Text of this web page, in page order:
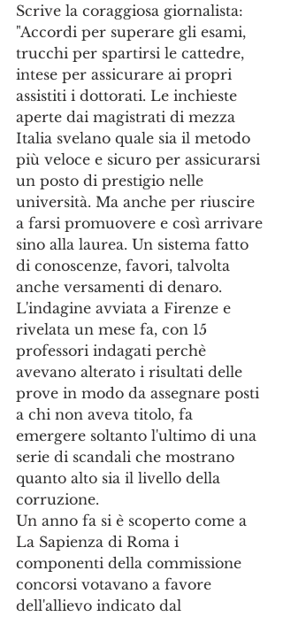
Scrive la coraggiosa giornalista:
"Accordi per superare gli esami,
trucchi per spartirsi le cattedre,
intese per assicurare ai propri
assistiti i dottorati. Le inchieste
aperte dai magistrati di mezza
Italia svelano quale sia il metodo
più veloce e sicuro per assicurarsi
un posto di prestigio nelle
università. Ma anche per riuscire
a farsi promuovere e così arrivare
sino alla laurea. Un sistema fatto
di conoscenze, favori, talvolta
anche versamenti di denaro.
L'indagine avviata a Firenze e
rivelata un mese fa, con 15
professori indagati perchè
avevano alterato i risultati delle
prove in modo da assegnare posti
a chi non aveva titolo, fa
emergere soltanto l'ultimo di una
serie di scandali che mostrano
quanto alto sia il livello della
corruzione.
Un anno fa si è scoperto come a
La Sapienza di Roma i
componenti della commissione
concorsi votavano a favore
dell'allievo indicato dal